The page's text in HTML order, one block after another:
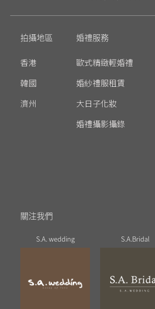
拍攝地區
香港
韓國
濟州
婚禮服務
歐式精緻輕婚禮
婚紗禮服租賃
大日子化妝
婚禮攝影攝錄
關注我們
S.A. wedding S.A.Bridal